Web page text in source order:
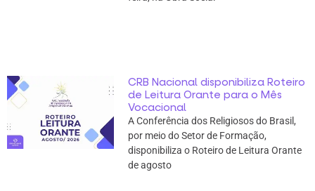
CRB Nacional disponibiliza Roteiro
de Leitura Orante para o Mês
Vocacional
A Conferência dos Religiosos do Brasil,
por meio do Setor de Formação,
disponibiliza o Roteiro de Leitura Orante
de agosto